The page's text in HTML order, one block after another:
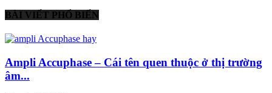
BÀI VIẾT PHỔ BIẾN
Ampli Accuphase – Cái tên quen thuộc ở thị trường
âm...